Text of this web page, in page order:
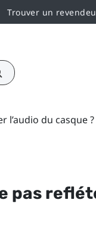
Trouver un
l’audio du casque ?
pas